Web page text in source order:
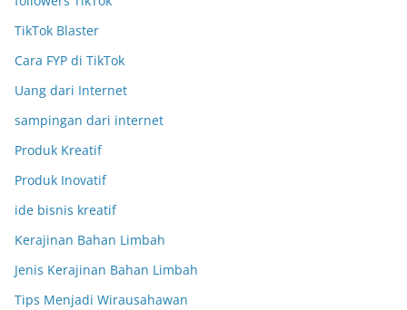
TikTok Blaster
Cara FYP di TikTok
Uang dari Internet
sampingan dari internet
Produk Kreatif
Produk Inovatif
ide bisnis kreatif
Kerajinan Bahan Limbah
Jenis Kerajinan Bahan Limbah
Tips Menjadi Wirausahawan